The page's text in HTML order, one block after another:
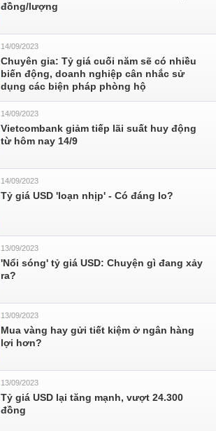
đồng/lượng
14/09/2023
Chuyên gia: Tỷ giá cuối năm sẽ có nhiều
biến động, doanh nghiệp cân nhắc sử
dụng các biện pháp phòng hộ
14/09/2023
Vietcombank giảm tiếp lãi suất huy động
từ hôm nay 14/9
14/09/2023
Tỷ giá USD 'loạn nhịp' - Có đáng lo?
13/09/2023
'Nổi sóng' tỷ giá USD: Chuyện gì đang xảy
ra?
13/09/2023
Mua vàng hay gửi tiết kiệm ở ngân hàng
lợi hơn?
13/09/2023
Tỷ giá USD lại tăng mạnh, vượt 24.300
đồng